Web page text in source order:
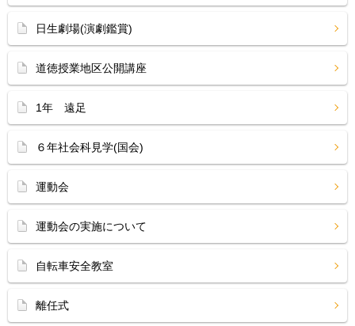
日生劇場(演劇鑑賞)
道徳授業地区公開講座
1年 遠足
６年社会科見学(国会)
運動会
運動会の実施について
自転車安全教室
離任式